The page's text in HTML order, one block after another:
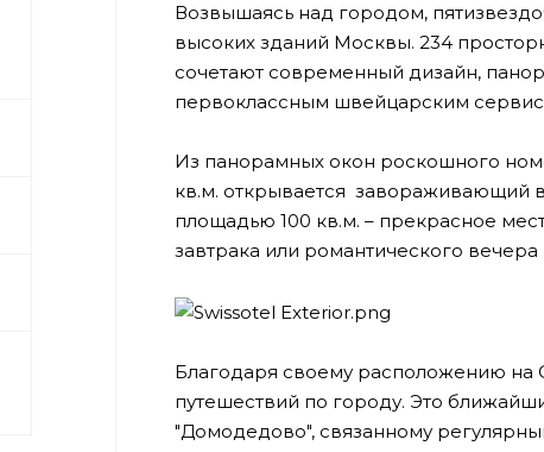
Возвышаясь над городом,
высоких зданий Москвы. 234
сочетают современный дизайн,
первоклассным швейцарским
Из панорамных окон роскошного
кв.м. открывается завораживающий
площадью 100 кв.м. – прекрасное
завтрака или романтического
Благодаря своему расположению на
путешествий по городу. Это
"Домодедово", связанному